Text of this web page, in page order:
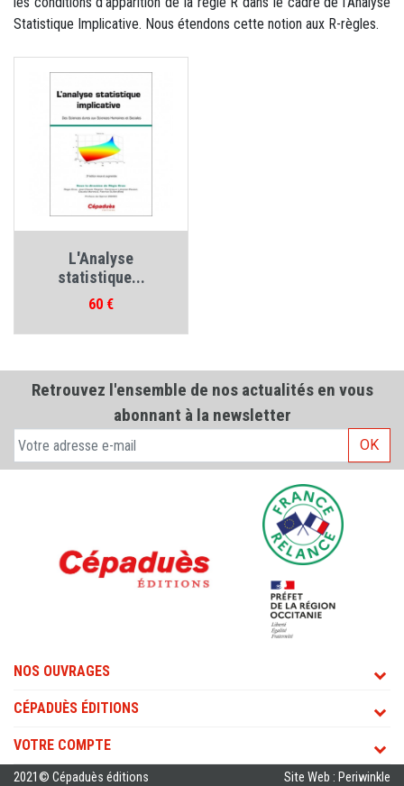
Statistique Implicative. Nous étendons cette notion aux R-règles.
L'Analyse
statistique...
Prix
60 €
Retrouvez l'ensemble de nos actualités en vous
abonnant à la newsletter
OK
NOS OUVRAGES
CÉPADUÈS ÉDITIONS
VOTRE COMPTE
2021© Cépaduès éditions Site Web : Periwinkle